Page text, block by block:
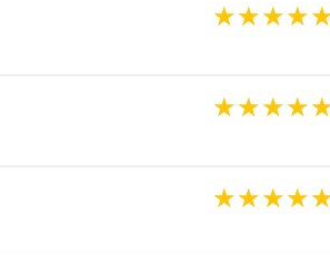
★★★★
★★★★
★★★★